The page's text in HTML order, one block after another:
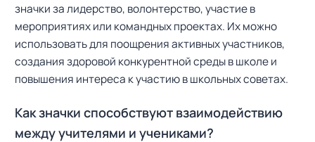
значки за лидерство, волонтерство, участие в
мероприятиях или командных проектах. Их можно
использовать для поощрения активных участников,
создания здоровой конкурентной среды в школе и
повышения интереса к участию в школьных советах.
Как значки способствуют взаимодействию
между учителями и учениками?